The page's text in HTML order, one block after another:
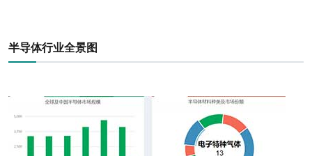
半导体行业全景图